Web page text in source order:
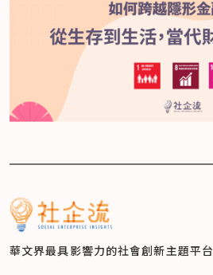
華文界最具影響力的社會創新主題平台